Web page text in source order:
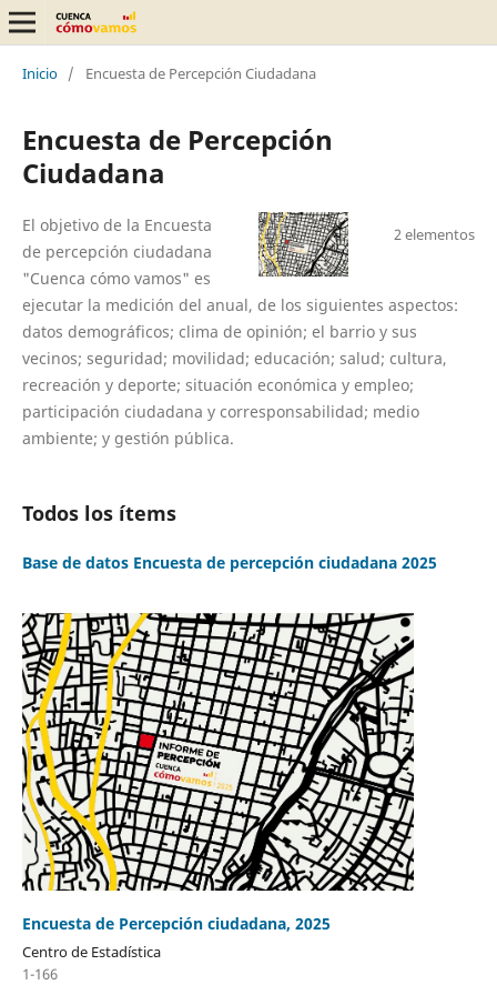
Inicio / Encuesta de Percepción Ciudadana
Encuesta de Percepción
Ciudadana
2 elementos
El objetivo de la Encuesta
de percepción ciudadana
"Cuenca cómo vamos" es
ejecutar la medición del anual, de los siguientes aspectos:
datos demográficos; clima de opinión; el barrio y sus
vecinos; seguridad; movilidad; educación; salud; cultura,
recreación y deporte; situación económica y empleo;
participación ciudadana y corresponsabilidad; medio
ambiente; y gestión pública.
Todos los ítems
Base de datos Encuesta de percepción ciudadana 2025
Encuesta de Percepción ciudadana, 2025
Centro de Estadística
1-166